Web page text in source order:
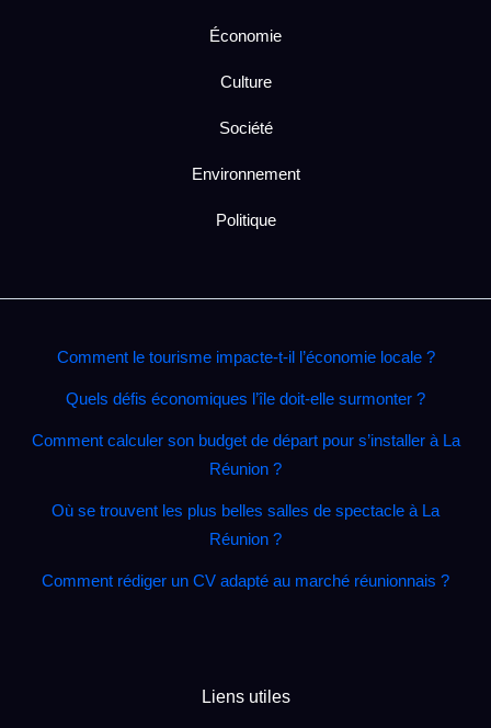
Économie
Culture
Société
Environnement
Politique
Comment le tourisme impacte‑t‑il l’économie locale ?
Quels défis économiques l’île doit‑elle surmonter ?
Comment calculer son budget de départ pour s’installer à La
Réunion ?
Où se trouvent les plus belles salles de spectacle à La
Réunion ?
Comment rédiger un CV adapté au marché réunionnais ?
Liens utiles